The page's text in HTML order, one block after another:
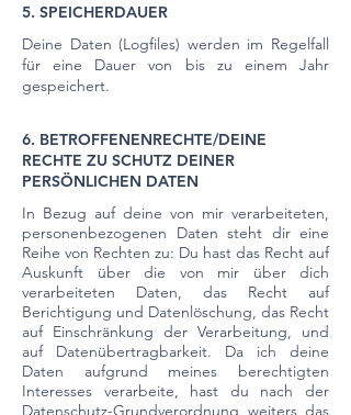
5. SPEICHERDAUER
Deine Daten (Logfiles) werden im Regelfall
für eine Dauer von bis zu einem Jahr
gespeichert.
6. BETROFFENENRECHTE/DEINE
RECHTE ZU SCHUTZ DEINER
PERSÖNLICHEN DATEN
In Bezug auf deine von mir verarbeiteten,
personenbezogenen Daten steht dir eine
Reihe von Rechten zu: Du hast das Recht auf
Auskunft über die von mir über dich
verarbeiteten Daten, das Recht auf
Berichtigung und Datenlöschung, das Recht
auf Einschränkung der Verarbeitung, und
auf Datenübertragbarkeit. Da ich deine
Daten aufgrund meines berechtigten
Interesses verarbeite, hast du nach der
Datenschutz-Grundverordnung weiters das